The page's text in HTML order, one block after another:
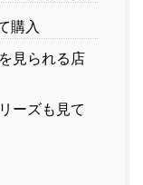
購入
見られる店
ーズも見て